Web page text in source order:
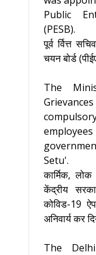
Public
(PESB).
पूर्व र्वित्त
चयन बोर्ड
The
Setu'.
कार्मिक,
केंद्रीय
कोविड-19
अनिवार्य कर
The